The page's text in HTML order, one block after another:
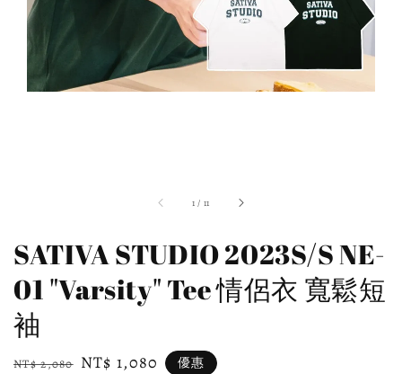
1 / 11
SATIVA STUDIO 2023S/S NE-
01 "Varsity" Tee 情侶衣 寬鬆短
袖
Regular
NT$ 2,080 Sale
NT$ 1,080 優惠